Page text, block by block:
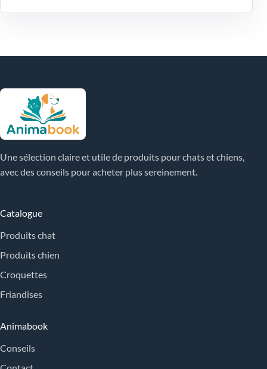
Une sélection claire et utile de produits pour chats et chiens,
avec des conseils pour acheter plus sereinement.
Catalogue
Produits chat
Produits chien
Croquettes
Friandises
Animabook
Conseils